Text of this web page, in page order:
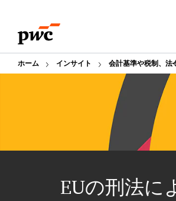
content
footer
ホーム インサイト 会計基準や税制、法
EUの刑法に